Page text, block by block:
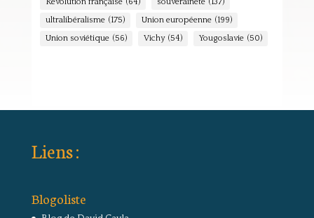
Révolution française (64) souveraineté (137)
ultralibéralisme (175) Union européenne (199)
Union soviétique (56) Vichy (54) Yougoslavie (50)
Liens :
Blogoliste